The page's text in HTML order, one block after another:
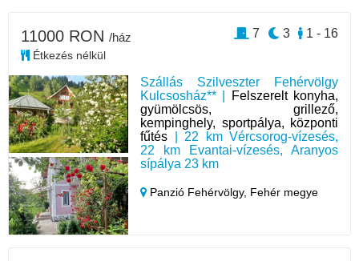
Szállás Szilveszter Fehérvölgy
Kulcsosház** |
Felszerelt konyha,
gyümölcsös, grillező,
kempinghely, sportpálya, központi
fűtés | 22 km Vércsorog-vízesés,
22 km Evantai-vízesés, Aranyos
sípálya 23 km
Panzió Fehérvölgy, Fehér megye
11000 RON /ház
Étkezés nélkül
1 - 16
3
7